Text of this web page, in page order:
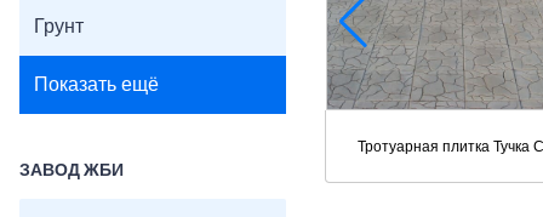
Грунт
Показать ещё
ЗАВОД ЖБИ
Тротуарная плитка Тучка